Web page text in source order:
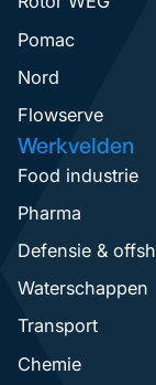
Pomac
Nord
Flowserve
Werkvelden
Food industrie
Pharma
Defensie &
Waterschappen
Transport
Chemie